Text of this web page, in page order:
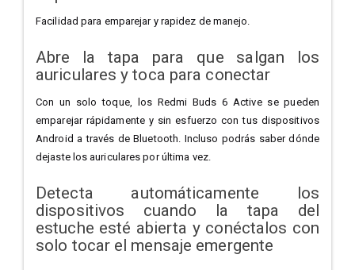
Facilidad para emparejar y rapidez de manejo.
Abre la tapa para que salgan los
auriculares y toca para conectar
Con un solo toque, los Redmi Buds 6 Active se pueden
emparejar rápidamente y sin esfuerzo con tus dispositivos
Android a través de Bluetooth. Incluso podrás saber dónde
dejaste los auriculares por última vez.
Detecta automáticamente los
dispositivos cuando la tapa del
estuche esté abierta y conéctalos con
solo tocar el mensaje emergente